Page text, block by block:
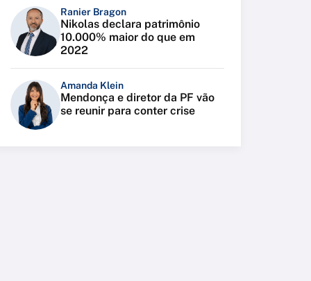
Ranier Bragon
Nikolas declara patrimônio
10.000% maior do que em
2022
Amanda Klein
Mendonça e diretor da PF vão
se reunir para conter crise